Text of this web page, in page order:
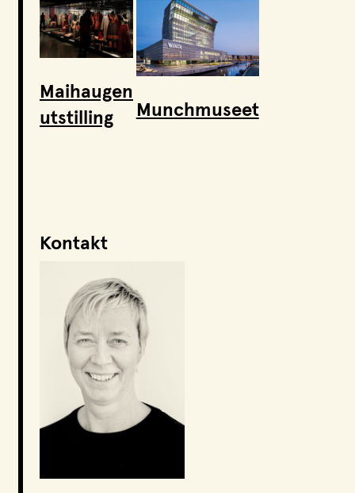
Maihaugen
utstilling
Munchmuseet
Kontakt